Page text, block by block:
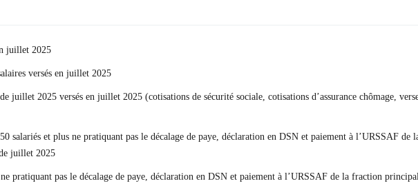
juillet 2025
versés en juillet 2025
juillet 2025 versés en juillet 2025 (cotisations de sécurité sociale, cotisations d’assurance chômage,
salariés et plus ne pratiquant pas le décalage de paye, déclaration en DSN et paiement à l’URSSAF
juillet 2025
pratiquant pas le décalage de paye, déclaration en DSN et paiement à l’URSSAF de la fraction